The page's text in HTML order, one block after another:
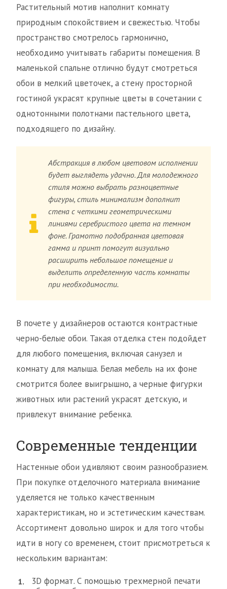
Растительный мотив наполнит комнату
природным спокойствием и свежестью. Чтобы
пространство смотрелось гармонично,
необходимо учитывать габариты помещения. В
маленькой спальне отлично будут смотреться
обои в мелкий цветочек, а стену просторной
гостиной украсят крупные цветы в сочетании с
однотонными полотнами пастельного цвета,
подходящего по дизайну.
Абстракция в любом цветовом исполнении
будет выглядеть удачно. Для молодежного
стиля можно выбрать разноцветные
фигуры, стиль минимализм дополнит
стена с четкими геометрическими
линиями серебристого цвета на темном
фоне. Грамотно подобранная цветовая
гамма и принт помогут визуально
расширить небольшое помещение и
выделить определенную часть комнаты
при необходимости.
В почете у дизайнеров остаются контрастные
черно-белые обои. Такая отделка стен подойдет
для любого помещения, включая санузел и
комнату для малыша. Белая мебель на их фоне
смотрится более выигрышно, а черные фигурки
животных или растений украсят детскую, и
привлекут внимание ребенка.
Современные тенденции
Настенные обои удивляют своим разнообразием.
При покупке отделочного материала внимание
уделяется не только качественным
характеристикам, но и эстетическим качествам.
Ассортимент довольно широк и для того чтобы
идти в ногу со временем, стоит присмотреться к
нескольким вариантам:
3D формат. С помощью трехмерной печати